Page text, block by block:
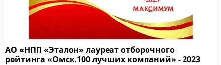
АО «НПП «Эталон» лауреат отборочного
рейтинга «Омск.100 лучших компаний» - 2023